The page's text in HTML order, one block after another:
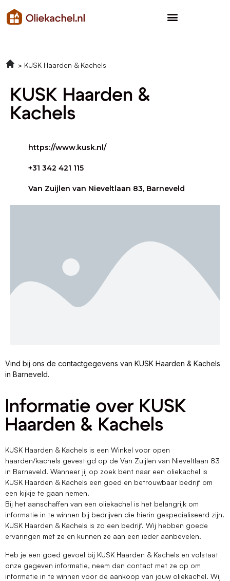
KUSK Haarden & Kachels
KUSK Haarden &
Kachels
https://www.kusk.nl/
+31 342 421 115
Van Zuijlen van Nieveltlaan 83, Barneveld
Vind bij ons de contactgegevens van KUSK Haarden & Kachels
in Barneveld.
Informatie over KUSK
Haarden & Kachels
KUSK Haarden & Kachels is een Winkel voor open
haarden/kachels gevestigd op de Van Zuijlen van Nieveltlaan 83
in Barneveld. Wanneer jij op zoek bent naar een oliekachel is
KUSK Haarden & Kachels een goed en betrouwbaar bedrijf om
een kijkje te gaan nemen.
Bij het aanschaffen van een oliekachel is het belangrijk om
informatie in te winnen bij bedrijven die hierin gespecialiseerd zijn.
KUSK Haarden & Kachels is zo een bedrijf. Wij hebben goede
ervaringen met ze en kunnen ze aan een ieder aanbevelen.
Heb je een goed gevoel bij KUSK Haarden & Kachels en volstaat
onze gegeven informatie, neem dan contact met ze op om
informatie in te winnen voor de aankoop van jouw oliekachel. Wij